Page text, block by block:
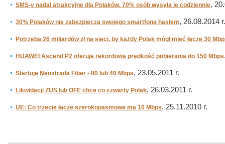
SMS-y nadal atrakcyjne dla Polaków. 70% osób wysyła je codziennie,
30% Polaków nie zabezpiecza swojego smartfona hasłem, 26.08.2014 r.
Potrzeba 26 miliardów zł na sieci, by każdy Polak mógł mieć łącze 30
HUAWEI Ascend P2 oferuje rekordową prędkość pobierania do 150 Mbps
Startuje Neostrada Fiber - 80 lub 40 Mbps, 23.05.2011 r.
Likwidacji ZUS lub OFE chce co czwarty Polak, 26.03.2011 r.
UE: Co trzecie łącze szerokopasmowe ma 10 Mbps, 25.11.2010 r.